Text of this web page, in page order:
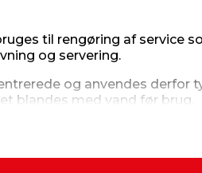
til rengøring af service
og servering.
og anvendes derfor
blandes med vand før brug.